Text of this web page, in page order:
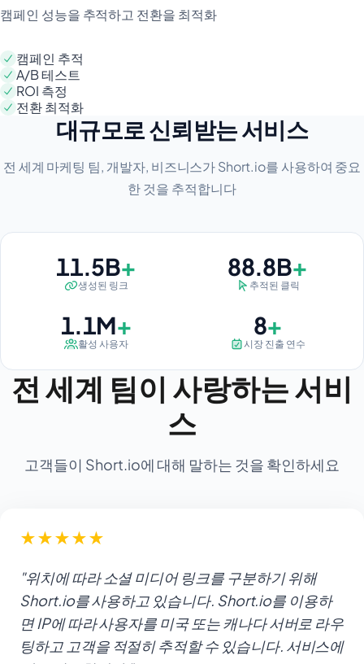
캠페인 성능을 추적하고 전환을 최적화
캠페인 추적
A/B 테스트
ROI 측정
전환 최적화
대규모로 신뢰받는 서비스
전 세계 마케팅 팀, 개발자, 비즈니스가 Short.io를 사용하여 중요
한 것을 추적합니다
13B+13B+
생성된 링크
100B+
추적된 클릭
1.2M+
활성 사용자
10+
시장 진출 연수
전 세계 팀이 사랑하는 서비
스
고객들이 Short.io에 대해 말하는 것을 확인하세요
★★★★★
"위치에 따라 소셜 미디어 링크를 구분하기 위해
Short.io를 사용하고 있습니다. Short.io를 이용하
면 IP에 따라 사용자를 미국 또는 캐나다 서버로 라우
팅하고 고객을 적절히 추적할 수 있습니다. 서비스에